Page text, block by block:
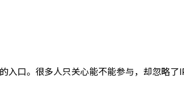
入口。很多人只关心能不能参与，却忽略了